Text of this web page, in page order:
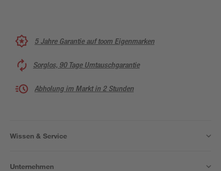
5 Jahre Garantie auf toom Eigenmarken
Sorglos, 90 Tage Umtauschgarantie
Abholung im Markt in 2 Stunden
Wissen & Service
Unternehmen